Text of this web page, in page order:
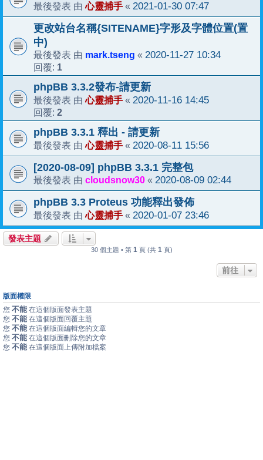
最後發表 由心靈捕手 « 2021-01-30 07:47
更改站台名稱{SITENAME}字形及字體位置(置
中)
最後發表 由 mark.tseng « 2020-11-27 10:34
回覆: 1
phpBB 3.3.2發布-請更新
最後發表 由心靈捕手 « 2020-11-16 14:45
回覆: 2
phpBB 3.3.1 釋出 - 請更新
最後發表 由心靈捕手 « 2020-08-11 15:56
[2020-08-09] phpBB 3.3.1 完整包
最後發表 由 cloudsnow30 « 2020-08-09 02:44
phpBB 3.3 Proteus 功能釋出發佈
最後發表 由心靈捕手 « 2020-01-07 23:46
發表主題
30 個主題 • 第 1 頁 (共 1 頁)
前往
版面權限
您 不能 在這個版面發表主題
您 不能 在這個版面回覆主題
您 不能 在這個版面編輯您的文章
您 不能 在這個版面刪除您的文章
您 不能 在這個版面上傳附加檔案